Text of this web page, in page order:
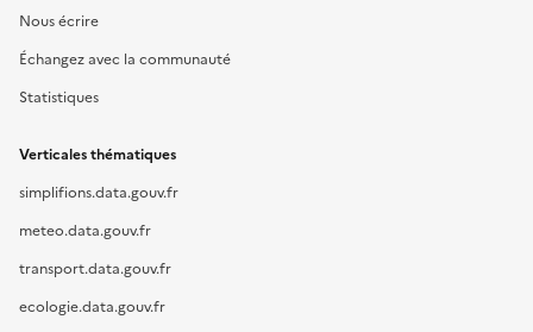
Nous écrire
Échangez avec la communauté
Statistiques
Verticales thématiques
simplifions.data.gouv.fr
meteo.data.gouv.fr
transport.data.gouv.fr
ecologie.data.gouv.fr